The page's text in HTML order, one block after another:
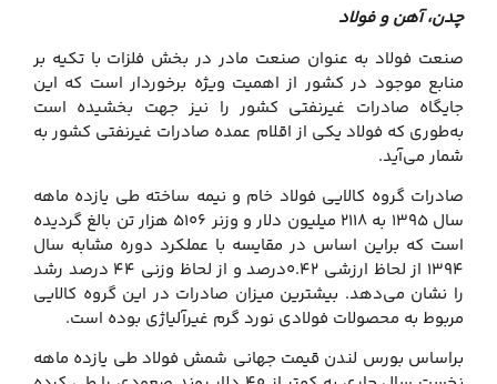
چدن، آهن و فولاد
صنعت فولاد به عنوان صنعت مادر در بخش فلزات با تکیه بر
منابع موجود در کشور از اهمیت ویژه‌ برخوردار است که این
جایگاه صادرات غیرنفتی کشور را نیز جهت بخشیده است
به‌طوری که فولاد یکی از اقلام عمده صادرات غیرنفتی کشور به
شمار می‌آید.
صادرات گروه کالایی فولاد خام و نیمه ساخته طی یازده ماهه
سال ۱۳۹۵ به ۲۱۱۸ میلیون دلار و وزنر ۵۱۰۶ هزار تن بالغ گردیده
است که براین اساس در مقایسه با عملکرد دوره مشابه سال
۱۳۹۴ از لحاظ ارزشی ۰.۴۲درصد و از لحاظ وزنی ۴۴ درصد رشد
را نشان می‌دهد. بیشترین میزان صادرات در این گروه کالایی
مربوط به محصولات فولادی نورد گرم غیرآلیاژی بوده است.
براساس بورس لندن قیمت جهانی شمش فولاد طی یازده ماهه